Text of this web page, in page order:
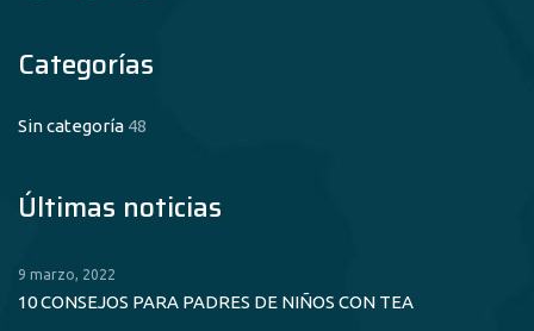
Categorías
Sin categoría 48
Últimas noticias
9 marzo, 2022
10 CONSEJOS PARA PADRES DE NIÑOS CON TEA